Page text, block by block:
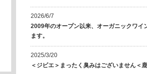
2026/6/7
2009年のオープン以来、オーガニックワイ
ます。
2025/3/20
＜ジビエ＞まったく臭みはございません＜